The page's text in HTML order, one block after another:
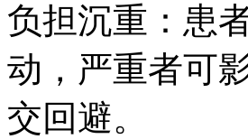
负担沉重：患
动，严重者可
交回避。